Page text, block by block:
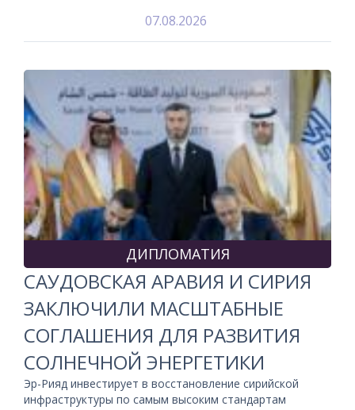
07.08.2026
ДИПЛОМАТИЯ
САУДОВСКАЯ АРАВИЯ И СИРИЯ
ЗАКЛЮЧИЛИ МАСШТАБНЫЕ
СОГЛАШЕНИЯ ДЛЯ РАЗВИТИЯ
СОЛНЕЧНОЙ ЭНЕРГЕТИКИ
Эр-Рияд инвестирует в восстановление сирийской
инфраструктуры по самым высоким стандартам